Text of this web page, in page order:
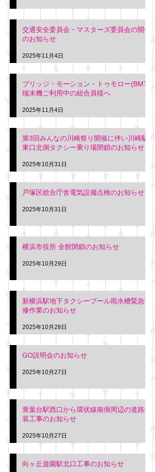
交通安全委員会・マスターズ委員会の開催
のお知らせ
2025年11月4日
ブリッジ・モーション・トゥモロー(BMT)
端末機ご利用中の組合員様へ
2025年11月4日
第3回みんなの川崎祭り開催に伴い川崎駅
東口北側タクシー乗り場閉鎖のお知らせ
2025年10月31日
戸塚区総合庁舎電気設備点検のお知らせ
2025年10月31日
横浜市役所 全館閉鎖のお知らせ
2025年10月29日
新横浜駅地下タクシープール雨水槽緊急補
修作業のお知らせ
2025年10月28日
GO説明会のお知らせ
2025年10月27日
青葉台駅西口から環状線南側周辺の道路舗
装工事のお知らせ
2025年10月27日
向ヶ丘遊園駅北口工事のお知らせ